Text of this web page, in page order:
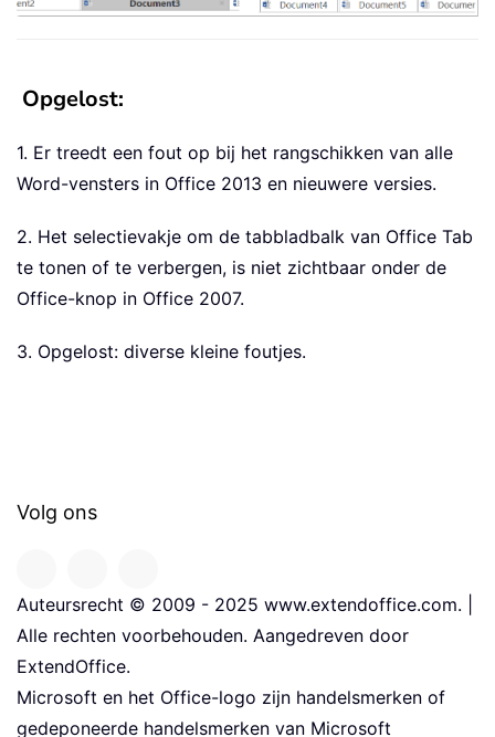
Opgelost:
1. Er treedt een fout op bij het rangschikken van alle
Word-vensters in Office 2013 en nieuwere versies.
2. Het selectievakje om de tabbladbalk van Office Tab
te tonen of te verbergen, is niet zichtbaar onder de
Office-knop in Office 2007.
3. Opgelost: diverse kleine foutjes.
Volg ons
Auteursrecht © 2009 - 2025 www.extendoffice.com. |
Alle rechten voorbehouden. Aangedreven door
ExtendOffice.
Microsoft en het Office-logo zijn handelsmerken of
gedeponeerde handelsmerken van Microsoft